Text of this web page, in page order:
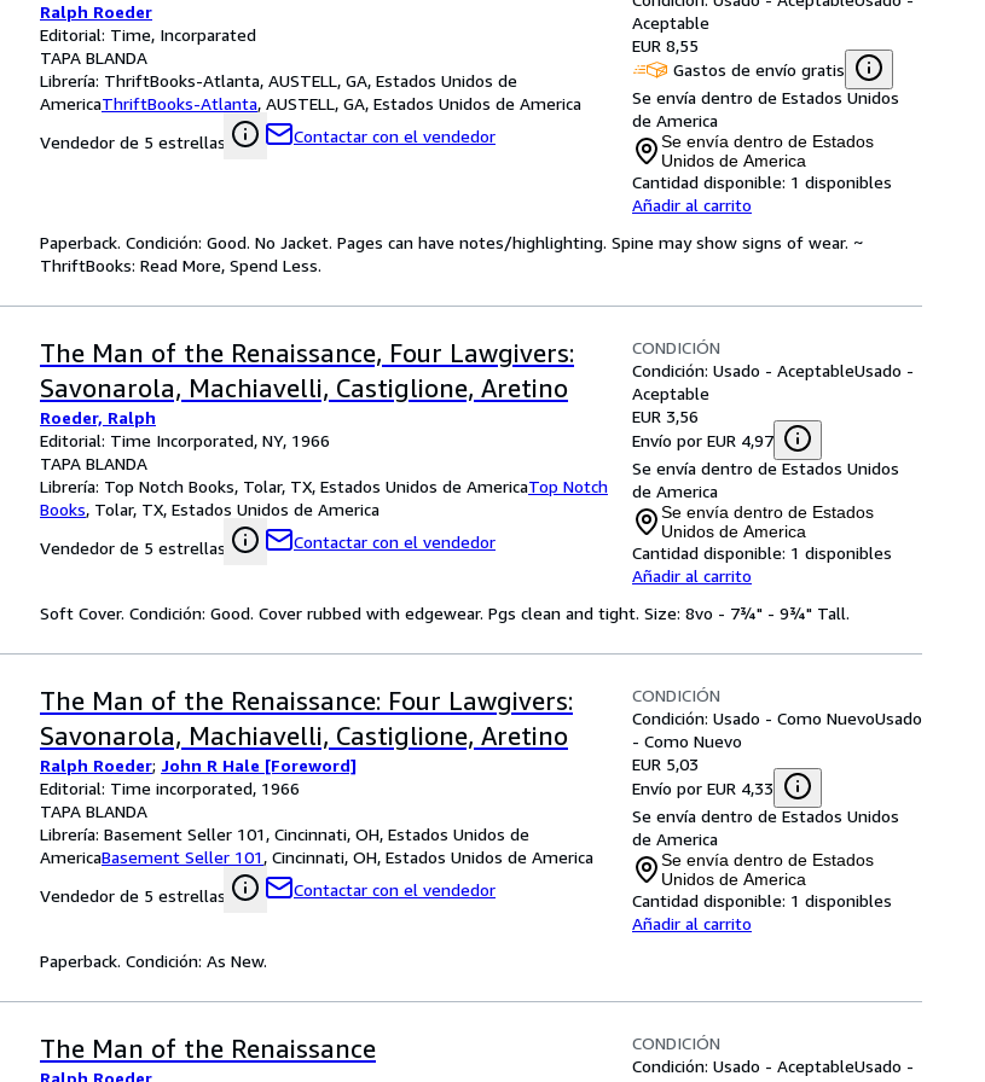
Ralph Roeder
Editorial: Time, Incorparated
TAPA BLANDA
Librería: ThriftBooks-Atlanta, AUSTELL, GA, Estados Unidos de
AmericaThriftBooks-Atlanta, AUSTELL, GA, Estados Unidos de America
Vendedor de 5 estrellas
Contactar con el vendedor
Aceptable
EUR 8,55
Gastos de envío gratis
Se envía dentro de Estados Unidos
de America
Se envía dentro de Estados
Unidos de America
Cantidad disponible: 1 disponibles
Añadir al carrito
Paperback. Condición: Good. No Jacket. Pages can have notes/highlighting. Spine may show signs of wear. ~
ThriftBooks: Read More, Spend Less.
The Man of the Renaissance, Four Lawgivers:
Savonarola, Machiavelli, Castiglione, Aretino
Roeder, Ralph
Editorial: Time Incorporated, NY, 1966
TAPA BLANDA
Librería: Top Notch Books, Tolar, TX, Estados Unidos de AmericaTop Notch
Books, Tolar, TX, Estados Unidos de America
Vendedor de 5 estrellas
Contactar con el vendedor
CONDICIÓN
Condición: Usado - AceptableUsado -
Aceptable
EUR 3,56
Envío por EUR 4,97
Se envía dentro de Estados Unidos
de America
Se envía dentro de Estados
Unidos de America
Cantidad disponible: 1 disponibles
Añadir al carrito
Soft Cover. Condición: Good. Cover rubbed with edgewear. Pgs clean and tight. Size: 8vo - 7¾" - 9¾" Tall.
The Man of the Renaissance: Four Lawgivers:
Savonarola, Machiavelli, Castiglione, Aretino
Ralph Roeder; John R Hale [Foreword]
Editorial: Time incorporated, 1966
TAPA BLANDA
Librería: Basement Seller 101, Cincinnati, OH, Estados Unidos de
AmericaBasement Seller 101, Cincinnati, OH, Estados Unidos de America
Vendedor de 5 estrellas
Contactar con el vendedor
CONDICIÓN
Condición: Usado - Como NuevoUsado
- Como Nuevo
EUR 5,03
Envío por EUR 4,33
Se envía dentro de Estados Unidos
de America
Se envía dentro de Estados
Unidos de America
Cantidad disponible: 1 disponibles
Añadir al carrito
Paperback. Condición: As New.
The Man of the Renaissance
Ralph Roeder
CONDICIÓN
Condición: Usado - AceptableUsado -